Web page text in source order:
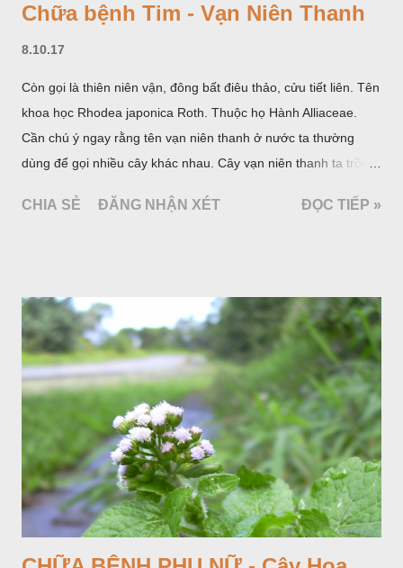
Chữa bệnh Tim - Vạn Niên Thanh
8.10.17
Còn gọi là thiên niên vận, đông bất điêu thảo, cửu tiết liên. Tên
khoa học Rhodea japonica Roth. Thuộc họ Hành Alliaceae.
Cần chú ý ngay rằng tên vạn niên thanh ở nước ta thường
dùng để gọi nhiều cây khác nhau. Cây vạn niên thanh ta trồng
Araceae. Còn cây vạn niên thanh giới thiệu ở đây thuộc họ
CHIA SẺ ĐĂNG NHẬN XÉT ĐỌC TIẾP »